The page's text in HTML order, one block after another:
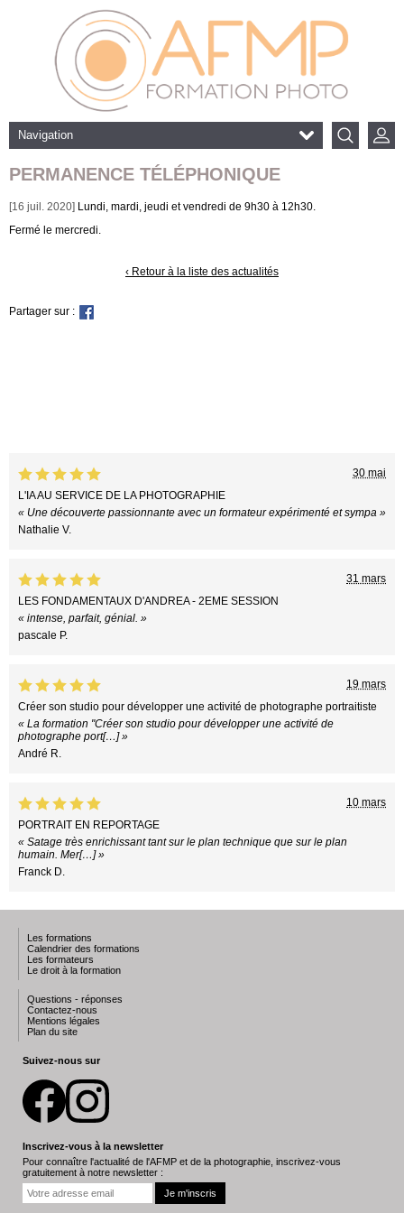
Navigation
PERMANENCE TÉLÉPHONIQUE
[16 juil. 2020] Lundi, mardi, jeudi et vendredi de 9h30 à 12h30.
Fermé le mercredi.
‹ Retour à la liste des actualités
Partager sur :
30 mai
L'IA AU SERVICE DE LA PHOTOGRAPHIE
« Une découverte passionnante avec un formateur expérimenté et sympa »
Nathalie V.
31 mars
LES FONDAMENTAUX D'ANDREA - 2EME SESSION
« intense, parfait, génial. »
pascale P.
19 mars
Créer son studio pour développer une activité de photographe portraitiste
« La formation "Créer son studio pour développer une activité de
photographe port[…] »
André R.
10 mars
PORTRAIT EN REPORTAGE
« Satage très enrichissant tant sur le plan technique que sur le plan
humain. Mer[…] »
Franck D.
Les formations
Calendrier des formations
Les formateurs
Le droit à la formation
Questions - réponses
Contactez-nous
Mentions légales
Plan du site
Suivez-nous sur
Inscrivez-vous à la newsletter
Pour connaître l'actualité de l'AFMP et de la photographie, inscrivez-vous
gratuitement à notre newsletter :